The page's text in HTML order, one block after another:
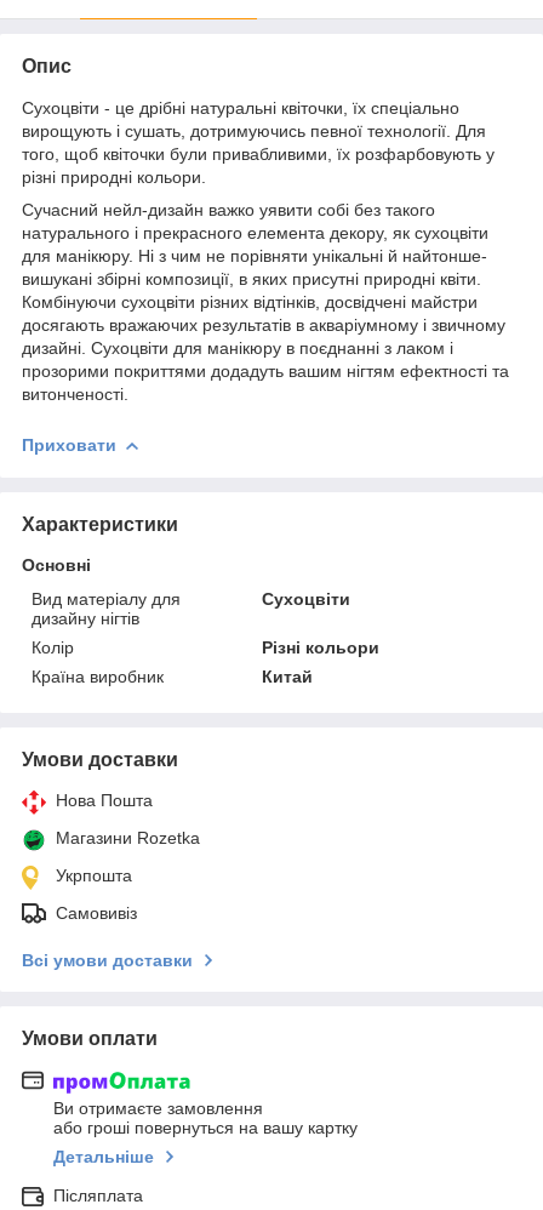
Опис
Сухоцвіти - це дрібні натуральні квіточки, їх спеціально
вирощують і сушать, дотримуючись певної технології. Для
того, щоб квіточки були привабливими, їх розфарбовують у
різні природні кольори.
Сучасний нейл-дизайн важко уявити собі без такого
натурального і прекрасного елемента декору, як сухоцвіти
для манікюру. Ні з чим не порівняти унікальні й найтонше-
вишукані збірні композиції, в яких присутні природні квіти.
Комбінуючи сухоцвіти різних відтінків, досвідчені майстри
досягають вражаючих результатів в акваріумному і звичному
дизайні. Сухоцвіти для манікюру в поєднанні з лаком і
прозорими покриттями додадуть вашим нігтям ефектності та
витонченості.
Приховати
Характеристики
Основні
Вид матеріалу для
дизайну нігтів
Сухоцвіти
Колір
Різні кольори
Країна виробник
Китай
Умови доставки
Нова Пошта
Магазини Rozetka
Укрпошта
Самовивіз
Всі умови доставки
Умови оплати
Ви отримаєте замовлення
або гроші повернуться на вашу картку
Детальніше
Післяплата